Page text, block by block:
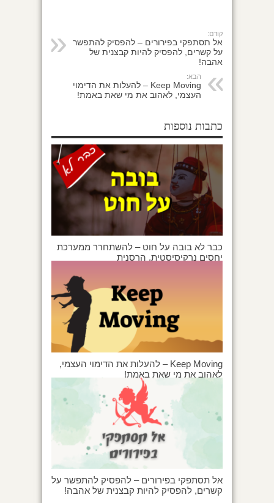
קודם:
אל תסתפקי בפירורים – להפסיק להתפשר
על קשרים, להפסיק להיות קבצנית של
אהבה!
הבא:
Keep Moving – להעלות את הדימוי
העצמי, לאהוב את מי שאת באמת!
כתבות נוספות
כבר לא בובה על חוט – להשתחרר ממערכת
יחסים נרקיסיסטית, הרסנית
Keep Moving – להעלות את הדימוי העצמי,
לאהוב את מי שאת באמת!
אל תסתפקי בפירורים – להפסיק להתפשר על
קשרים, להפסיק להיות קבצנית של אהבה!